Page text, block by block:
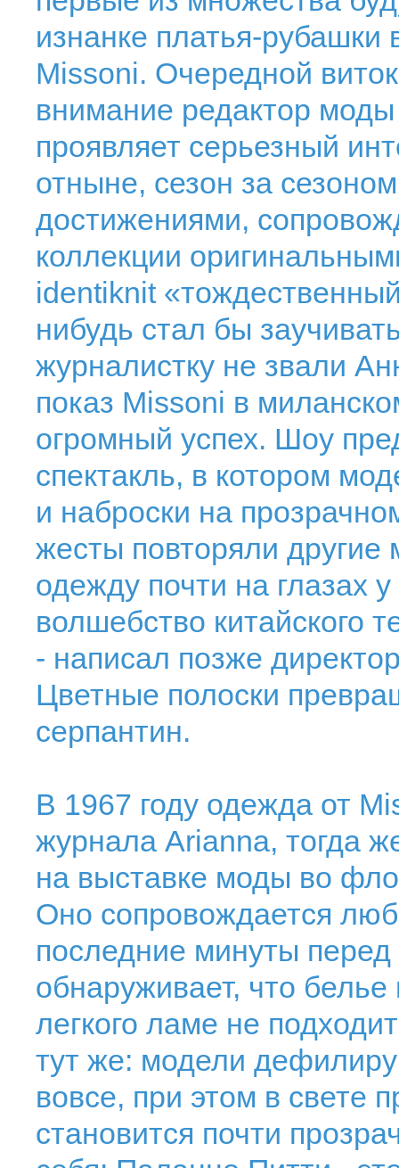
изнанке платья-рубашки
Missoni. Очередной
внимание редактор
проявляет серьезный
отныне, сезон за
достижениями,
коллекции
identiknit
нибудь стал бы
журналистку не звали
показ Missoni в
огромный успех. Шоу
спектакль, в котором
и наброски на
жесты повторяли
одежду почти на глазах
волшебство китайского
- написал позже
Цветные полоски
серпантин.
В 1967 году одежда от
журнала Arianna, тогда
на выставке моды во
Оно сопровождается
последние минуты
обнаруживает, что
легкого ламе не
тут же: модели
вовсе, при этом в свете
становится почти